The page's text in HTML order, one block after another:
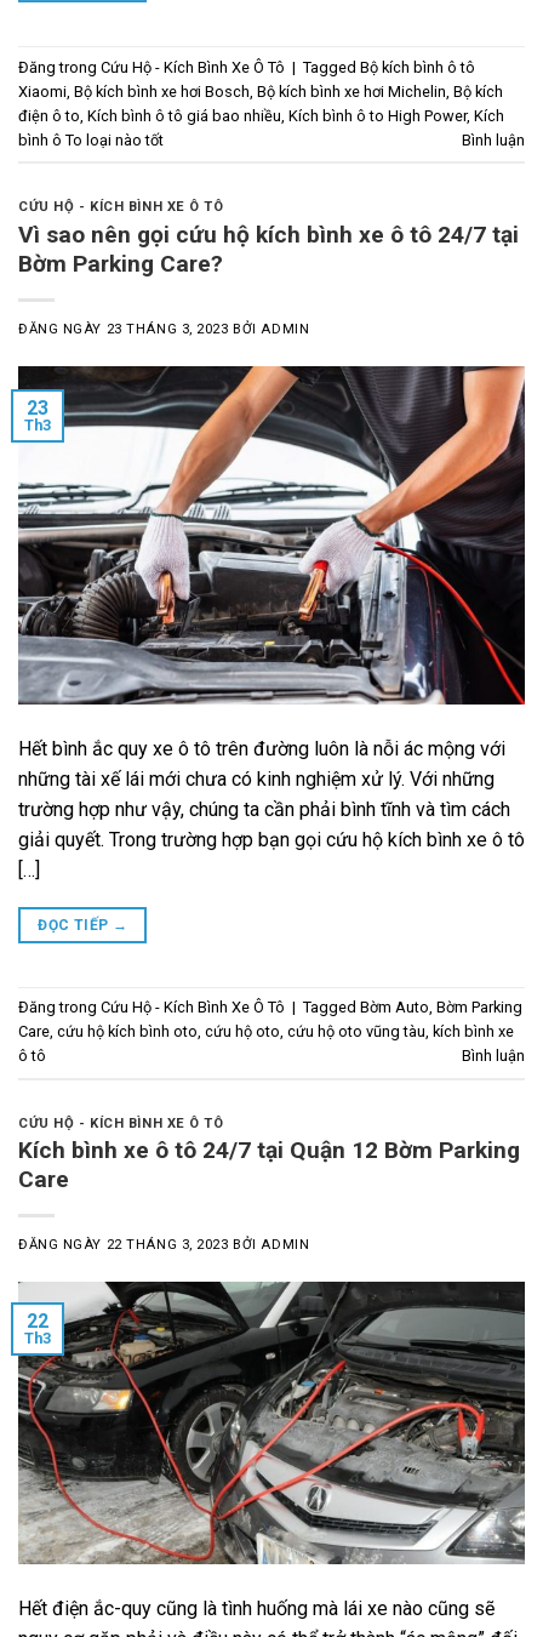
Đăng trong Cứu Hộ - Kích Bình Xe Ô Tô | Tagged Bộ kích bình ô tô
Xiaomi Bộ kích bình xe hơi Bosch Bộ kích bình xe hơi Michelin Bộ kích
điện ô to Kích bình ô tô giá bao nhiều Kích bình ô to High Power, Kích
bình ô To loại nào tốt
Bình luận
CỨU HỘ - KÍCH BÌNH XE Ô TÔ
Vì sao nên gọi cứu hộ kích bình xe ô tô 24/7 tại
Bờm Parking Care?
ĐĂNG NGÀY 23 THÁNG 3, 2023 BỞIADMIN
23
Th3
Hết bình ắc quy xe ô tô trên đường luôn là nỗi ác mộng với
những tài xế lái mới chưa có kinh nghiệm xử lý. Với những
trường hợp như vậy, chúng ta cần phải bình tĩnh và tìm cách
giải quyết. Trong trường hợp bạn gọi cứu hộ kích bình xe ô tô
[…]
ĐỌC TIẾP →
Đăng trong Cứu Hộ - Kích Bình Xe Ô Tô | Tagged Bờm Auto, Bờm Parking
Care, cứu hộ kích bình oto, cứu hộ oto, cứu hộ oto vũng tàu, kích bình xe
ô tô
Bình luận
CỨU HỘ - KÍCH BÌNH XE Ô TÔ
Kích bình xe ô tô 24/7 tại Quận 12 Bờm Parking
Care
ĐĂNG NGÀY 22 THÁNG 3, 2023 BỞIADMIN
22
Th3
Hết điện ắc-quy cũng là tình huống mà lái xe nào cũng sẽ